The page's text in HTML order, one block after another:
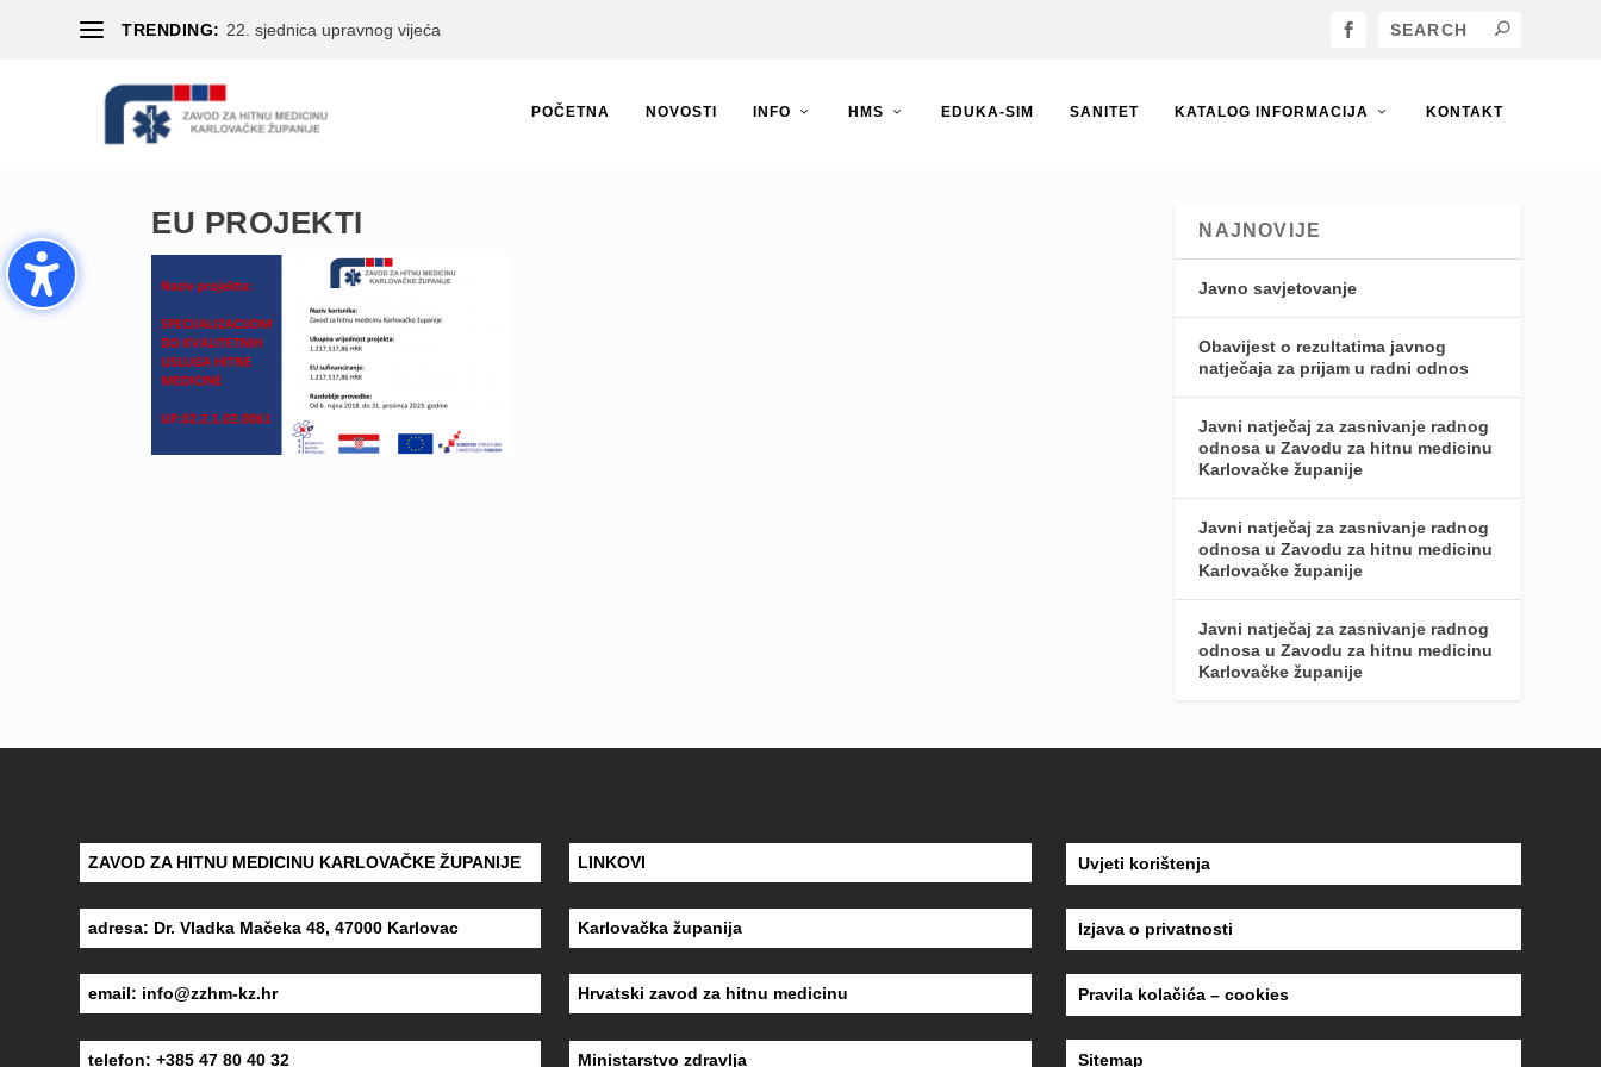
TRENDING: 22. sjednica upravnog vijeća
POČETNA NOVOSTI INFO HMS EDUKA-SIM SANITET KATALOG INFORMACIJA KONTAKT
EU PROJEKTI NAJNOVIJE
Javno savjetovanje
Obavijest o rezultatima javnog
natječaja za prijam u radni odnos
Javni natječaj za zasnivanje radnog
odnosa u Zavodu za hitnu medicinu
Karlovačke županije
Javni natječaj za zasnivanje radnog
odnosa u Zavodu za hitnu medicinu
Karlovačke županije
Javni natječaj za zasnivanje radnog
odnosa u Zavodu za hitnu medicinu
Karlovačke županije
ZAVOD ZA HITNU MEDICINU KARLOVAČKE ŽUPANIJE
adresa: Dr. Vladka Mačeka 48, 47000 Karlovac
email: info@zzhm-kz.hr
telefon: +385 47 80 40 32
LINKOVI
Karlovačka županija
Hrvatski zavod za hitnu medicinu
Ministarstvo zdravlja
Uvjeti korištenja
Izjava o privatnosti
Pravila kolačića – cookies
Sitemap